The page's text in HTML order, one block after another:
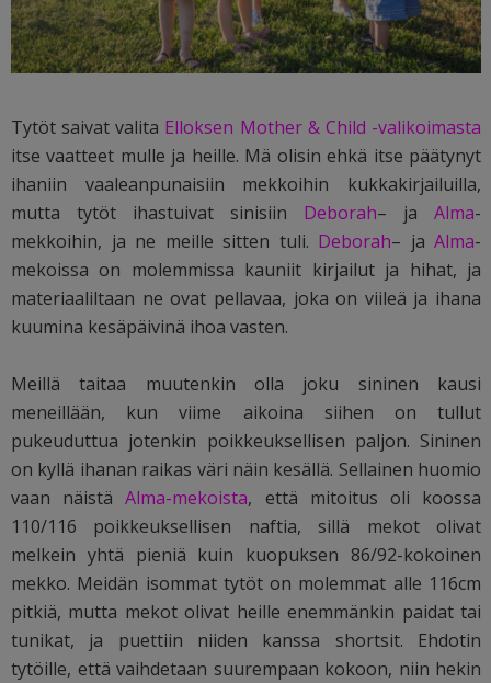
Tytöt saivat valita Elloksen Mother & Child -valikoimasta
itse vaatteet mulle ja heille. Mä olisin ehkä itse päätynyt
ihaniin vaaleanpunaisiin mekkoihin kukkakirjailuilla,
mutta tytöt ihastuivat sinisiin Deborah– jaAlma-
mekkoihin, ja ne meille sitten tuli. Deborah– jaAlma-
mekoissa on molemmissa kauniit kirjailut ja hihat, ja
materiaaliltaan ne ovat pellavaa, joka on viileä ja ihana
kuumina kesäpäivinä ihoa vasten.
Meillä taitaa muutenkin olla joku sininen kausi
meneillään, kun viime aikoina siihen on tullut
pukeuduttua jotenkin poikkeuksellisen paljon. Sininen
on kyllä ihanan raikas väri näin kesällä. Sellainen huomio
vaan näistäAlma-mekoista, että mitoitus oli koossa
110/116 poikkeuksellisen naftia, sillä mekot olivat
melkein yhtä pieniä kuin kuopuksen 86/92-kokoinen
mekko. Meidän isommat tytöt on molemmat alle 116cm
pitkiä, mutta mekot olivat heille enemmänkin paidat tai
tunikat, ja puettiin niiden kanssa shortsit. Ehdotin
tytöille, että vaihdetaan suurempaan kokoon, niin hekin